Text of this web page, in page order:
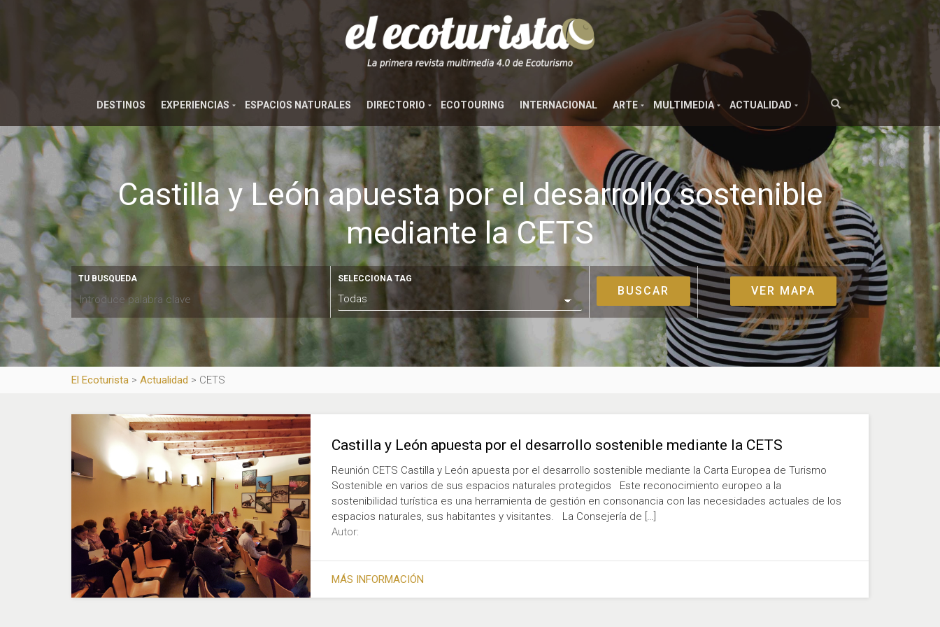
DESTINOS EXPERIENCIAS ESPACIOS NATURALES DIRECTORIO ECOTOURING INTERNACIONAL ARTE MULTIMEDIA ACTUALIDAD
Castilla y León apuesta por el desarrollo sostenible
mediante la CETS
TU BUSQUEDA SELECCIONA TAG
VER MAPA
El Ecoturista > Actualidad > CETS
Castilla y León apuesta por el desarrollo sostenible mediante la CETS
Reunión CETS Castilla y León apuesta por el desarrollo sostenible mediante la Carta Europea de Turismo
Sostenible en varios de sus espacios naturales protegidos Este reconocimiento europeo a la
sostenibilidad turística es una herramienta de gestión en consonancia con las necesidades actuales de los
espacios naturales, sus habitantes y visitantes. La Consejería de […]
Autor:
MÁS INFORMACIÓN